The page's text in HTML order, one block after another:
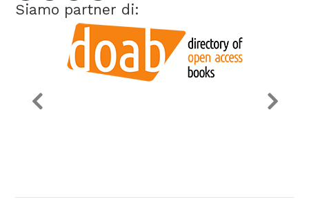
Siamo partner di: